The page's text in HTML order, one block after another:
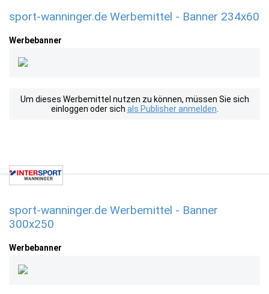
sport-wanninger.de Werbemittel - Banner 234x60
Werbebanner
Um dieses Werbemittel nutzen zu können, müssen Sie sich
einloggen oder sich als Publisher anmelden
sport-wanninger.de Werbemittel - Banner
300x250
Werbebanner